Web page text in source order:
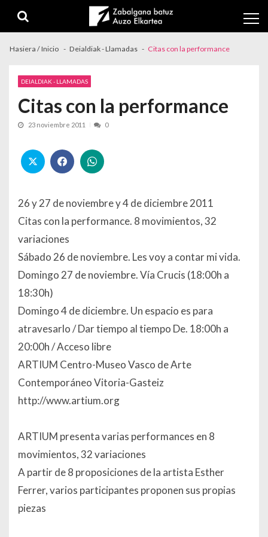
Hasiera / Inicio Deialdiak - Llamadas Citas con la performance
DEIALDIAK - LLAMADAS
Citas con la performance
23 noviembre 2011 0
26 y 27 de noviembre y 4 de diciembre 2011
Citas con la performance. 8 movimientos, 32
variaciones
Sábado 26 de noviembre. Les voy a contar mi vida.
Domingo 27 de noviembre. Vía Crucis (18:00h a
18:30h)
Domingo 4 de diciembre. Un espacio es para
atravesarlo / Dar tiempo al tiempo De. 18:00h a
20:00h / Acceso libre
ARTIUM Centro-Museo Vasco de Arte
Contemporáneo Vitoria-Gasteiz
http://www.artium.org
ARTIUM presenta varias performances en 8
movimientos, 32 variaciones
A partir de 8 proposiciones de la artista Esther
Ferrer, varios participantes proponen sus propias
piezas